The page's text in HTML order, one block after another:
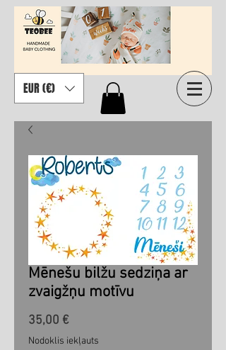
EUR (€)
Mēnešu bilžu sedziņa ar
zvaigžņu motīvu
35,00 €Cena
Nodoklis iekļauts